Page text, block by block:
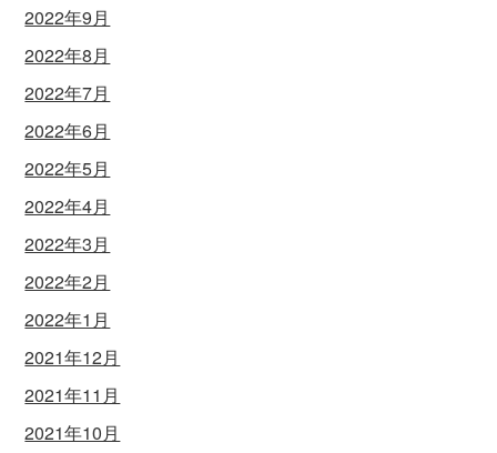
2022年9月
2022年8月
2022年7月
2022年6月
2022年5月
2022年4月
2022年3月
2022年2月
2022年1月
2021年12月
2021年11月
2021年10月